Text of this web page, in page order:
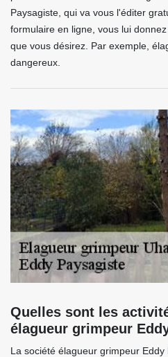
Paysagiste, qui va vous l'éditer
formulaire en ligne, vous lui
que vous désirez. Par exemple,
dangereux.
Quelles sont les
élagueur grimpeur
La société élagueur grimpeur